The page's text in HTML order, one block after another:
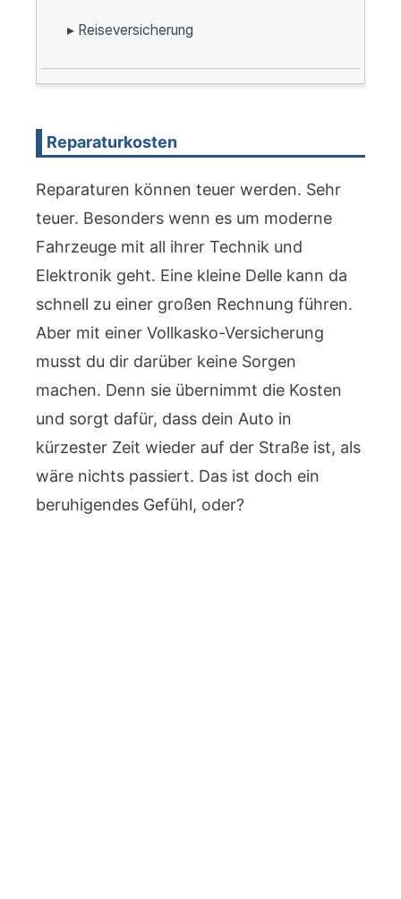
▸ Reiseversicherung
Reparaturkosten
Reparaturen können teuer werden. Sehr
teuer. Besonders wenn es um moderne
Fahrzeuge mit all ihrer Technik und
Elektronik geht. Eine kleine Delle kann da
schnell zu einer großen Rechnung führen.
Aber mit einer Vollkasko-Versicherung
musst du dir darüber keine Sorgen
machen. Denn sie übernimmt die Kosten
und sorgt dafür, dass dein Auto in
kürzester Zeit wieder auf der Straße ist, als
wäre nichts passiert. Das ist doch ein
beruhigendes Gefühl, oder?